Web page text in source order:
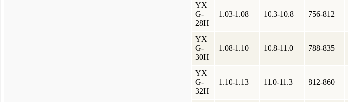
YX
G-
28H
1.03-1.08 10.3-10.8 756-812
YX
G-
30H
1.08-1.10 10.8-11.0 788-835
YX
G-
32H
1.10-1.13 11.0-11.3 812-860